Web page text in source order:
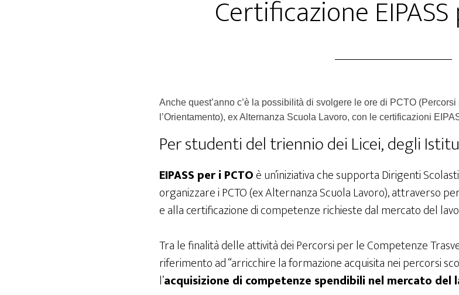
Certificazione
Anche quest’anno c’è la possibilità di svolgere le ore di PCTO
l’Orientamento), ex Alternanza Scuola Lavoro, con le certificazioni
Per studenti del triennio dei Licei, degli
EIPASS per i PCTOè un’iniziativa che supporta Dirigenti
organizzare i PCTO (ex Alternanza Scuola Lavoro), attraverso
e alla certificazione di competenze richieste dal mercato del
Tra le finalità delle attività dei Percorsi per le Competenze
riferimento ad “arricchire la formazione acquisita nei percorsi
l’acquisizione di competenze spendibili nel mercato del